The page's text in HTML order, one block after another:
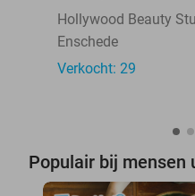
Hollywood Beauty
Enschede
Verkocht: 29
Populair bij mensen